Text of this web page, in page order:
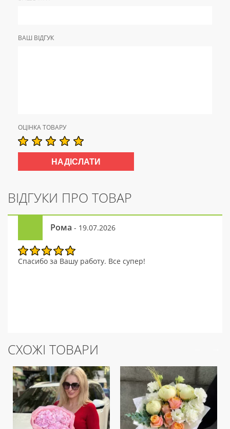
ВАШ ВІДГУК
ОЦІНКА ТОВАРУ
ВІДГУКИ ПРО ТОВАР
Рома - 19.07.2026
Спасибо за Вашу работу. Все супер!
СХОЖІ ТОВАРИ